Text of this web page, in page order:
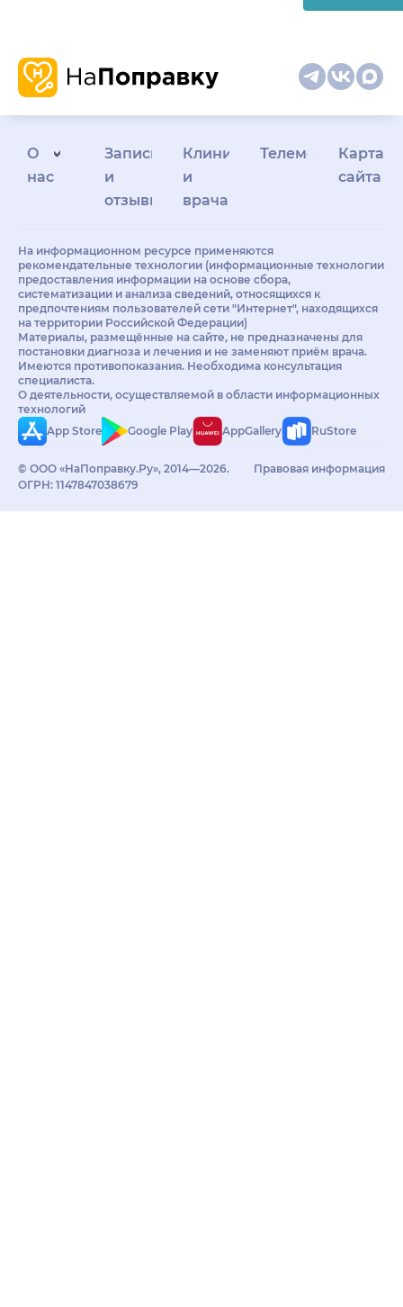
О
нас
Запись
и
отзывы
Клиникам
и
врачам
Телемедицина
Карта
сайта
На информационном ресурсе применяются
рекомендательные технологии (информационные технологии
предоставления информации на основе сбора,
систематизации и анализа сведений, относящихся к
предпочтениям пользователей сети "Интернет", находящихся
на территории Российской Федерации)
Материалы, размещённые на сайте, не предназначены для
постановки диагноза и лечения и не заменяют приём врача.
Имеются противопоказания. Необходима консультация
специалиста.
О деятельности, осуществляемой в области информационных
технологий
App Store
Google Play AppGallery RuStore
© ООО «НаПоправку.Ру», 2014—2026.
ОГРН: 1147847038679
Правовая информация